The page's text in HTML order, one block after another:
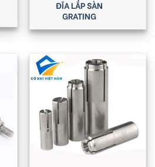
ĐĨA LẮP SÀN
GRATING